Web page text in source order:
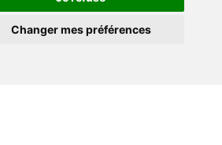
Changer mes préférences